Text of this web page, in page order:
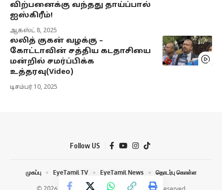
விற்பனைக்கு வந்தது தாய்ப்பால்
ஐஸ்கிரீம்!
ஆகஸ்ட் 8, 2025
லலித் குகன் வழக்கு –
கோட்டாவின் சத்திய கடதாசியை
மன்றில் சமர்ப்பிக்க
உத்தரவு(Video)
டிசம்பர் 10, 2025
Follow US
முகப்பு EyeTamil TV EyeTamil News தொடர்பு கொள்ள